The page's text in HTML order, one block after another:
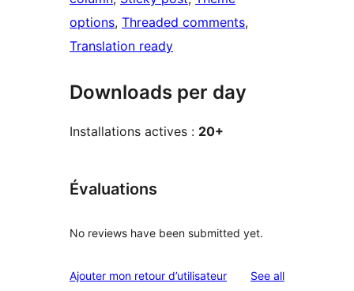
options, Threaded comments
Translation ready
Downloads per day
Installations actives : 20+
Évaluations
No reviews have been submitted yet.
Ajouter mon retour d’utilisateur See allreviews